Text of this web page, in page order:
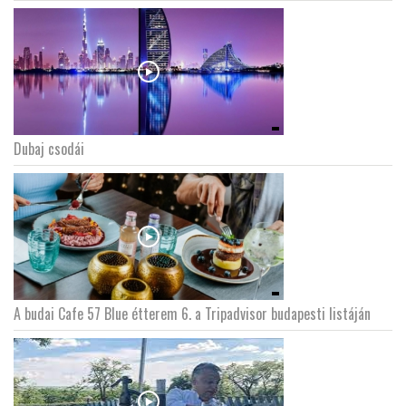
Dubaj csodái
A budai Cafe 57 Blue étterem 6. a Tripadvisor budapesti listáján